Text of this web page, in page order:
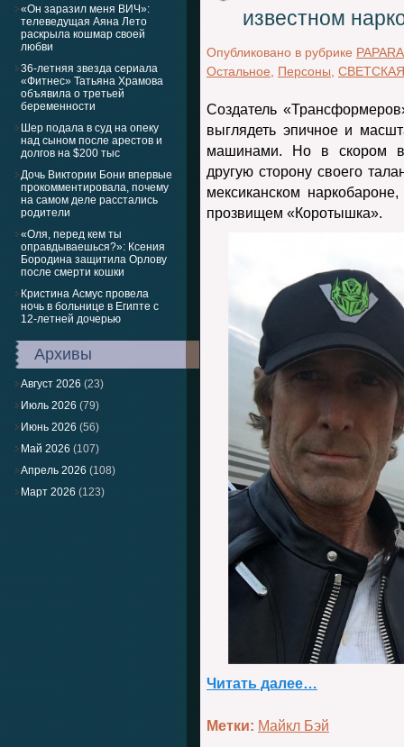
«Он заразил меня ВИЧ»:
телеведущая Аяна Лето
раскрыла кошмар своей
любви
36-летняя звезда сериала
«Фитнес» Татьяна Храмова
объявила о третьей
беременности
Шер подала в суд на опеку
над сыном после арестов и
долгов на $200 тыс
Дочь Виктории Бони впервые
прокомментировала, почему
на самом деле расстались
родители
«Оля, перед кем ты
оправдываешься?»: Ксения
Бородина защитила Орлову
после смерти кошки
Кристина Асмус провела
ночь в больнице в Египте с
12-летней дочерью
Архивы
Август 2026 (23)
Июль 2026 (79)
Июнь 2026 (56)
Май 2026 (107)
Апрель 2026 (108)
Март 2026 (123)
известном
Опубликовано в рубрике
Остальное
Персоны
Создатель
выглядеть эпичное и
машинами. Но в скором
другую сторону своего
мексиканском
прозвищем «Коротышка».
Читать далее…
Метки: Майкл Бэй